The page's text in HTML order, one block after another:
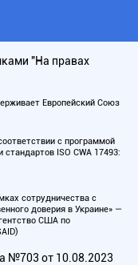
"На правах
Европейский Союз
с программой
ISO CWA 17493:
сотрудничества с
доверия в Украине» —
США по
№703 от 10.08.2023